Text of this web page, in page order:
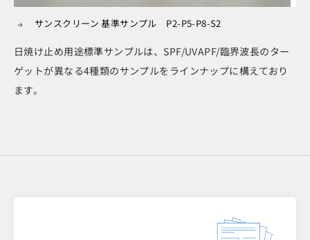
サンスクリーン 基準サンプル P2-P5-P8-S2
日焼け止め用途標準サンプルは、SPF/UVAPF/臨界波長のター
ゲットが異なる4種類のサンプルをラインナップに構えており
ます。